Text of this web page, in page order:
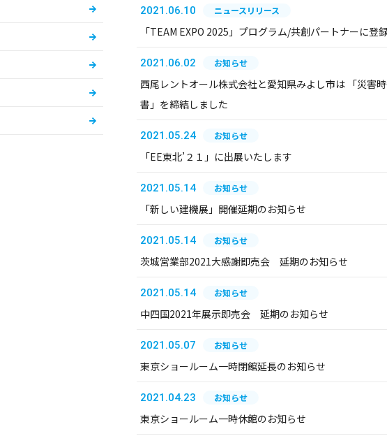
2021.06.10 ニュースリリース
「TEAM EXPO 2025」プログラム/共創パートナーに登
2021.06.02 お知らせ
西尾レントオール株式会社と愛知県みよし市は 「災害
書」を締結しました
2021.05.24 お知らせ
「EE東北’２１」に出展いたします
2021.05.14 お知らせ
「新しい建機展」開催延期のお知らせ
2021.05.14 お知らせ
茨城営業部2021大感謝即売会 延期のお知らせ
2021.05.14 お知らせ
中四国2021年展示即売会 延期のお知らせ
2021.05.07 お知らせ
東京ショールーム一時閉館延長のお知らせ
2021.04.23 お知らせ
東京ショールーム一時休館のお知らせ